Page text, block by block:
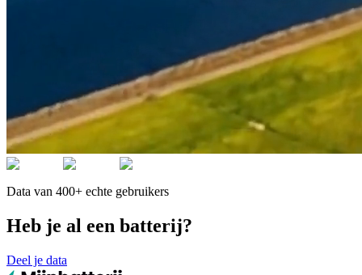
Data van 400+ echte gebruikers
Heb je al een batterij?
Deel je data